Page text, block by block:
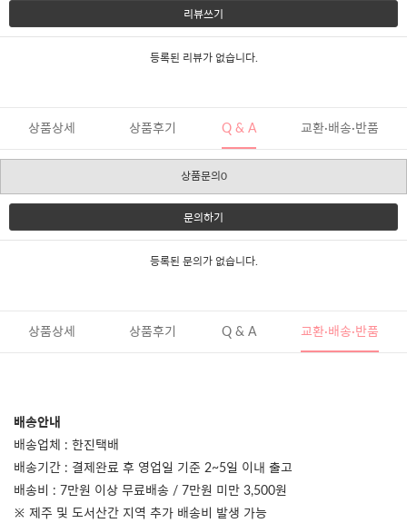
리뷰쓰기
등록된 리뷰가 없습니다.
상품상세 상품후기 Q & A 교환·배송·반품
상품문의0
문의하기
등록된 문의가 없습니다.
상품상세 상품후기 Q & A 교환·배송·반품
배송안내
배송업체 : 한진택배
배송기간 : 결제완료 후 영업일 기준 2~5일 이내 출고
배송비 : 7만원 이상 무료배송 / 7만원 미만 3,500원
※ 제주 및 도서산간 지역 추가 배송비 발생 가능